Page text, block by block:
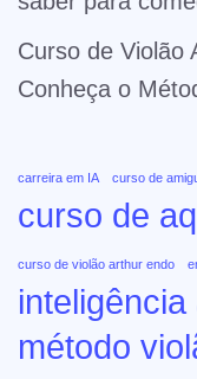
Curso de Violão
Conheça o
carreira em IA curso de
curso de
curso de violão arthur endo
inteligência
método